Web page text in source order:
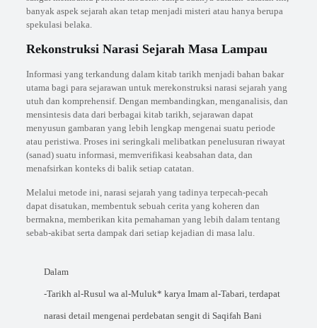
banyak aspek sejarah akan tetap menjadi misteri atau hanya berupa
spekulasi belaka.
Rekonstruksi Narasi Sejarah Masa Lampau
Informasi yang terkandung dalam kitab tarikh menjadi bahan bakar
utama bagi para sejarawan untuk merekonstruksi narasi sejarah yang
utuh dan komprehensif. Dengan membandingkan, menganalisis, dan
mensintesis data dari berbagai kitab tarikh, sejarawan dapat
menyusun gambaran yang lebih lengkap mengenai suatu periode
atau peristiwa. Proses ini seringkali melibatkan penelusuran riwayat
(sanad) suatu informasi, memverifikasi keabsahan data, dan
menafsirkan konteks di balik setiap catatan.
Melalui metode ini, narasi sejarah yang tadinya terpecah-pecah
dapat disatukan, membentuk sebuah cerita yang koheren dan
bermakna, memberikan kita pemahaman yang lebih dalam tentang
sebab-akibat serta dampak dari setiap kejadian di masa lalu.
Dalam
-Tarikh al-Rusul wa al-Muluk* karya Imam al-Tabari, terdapat
narasi detail mengenai perdebatan sengit di Saqifah Bani